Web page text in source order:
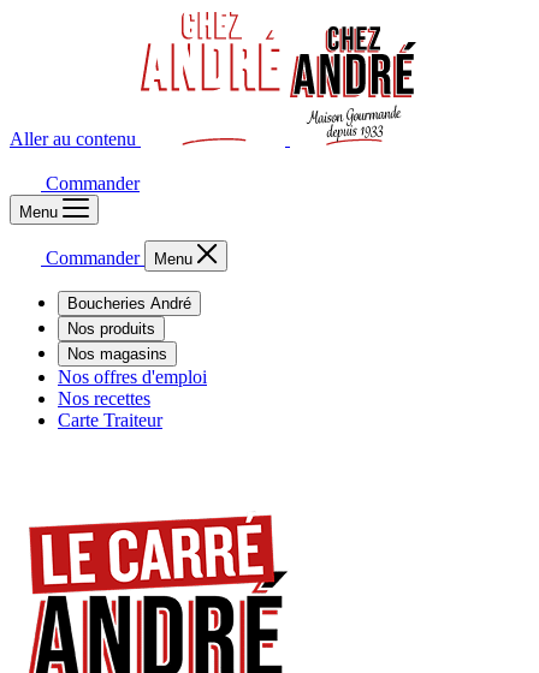
Aller au contenu
Commander
Menu
Commander Menu
Boucheries André
Nos produits
Nos magasins
Nos offres d'emploi
Nos recettes
Carte Traiteur